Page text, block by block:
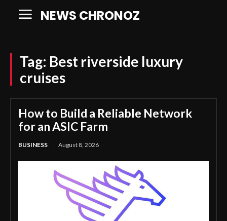
NEWS CHRONOZ
Tag: Best riverside luxury
cruises
How to Build a Reliable Network
for an ASIC Farm
BUSINESS August 8, 2026